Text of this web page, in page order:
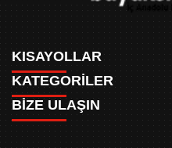
KISAYOLLAR
ANASAYFA
AKSU CANLI
MEYDAN CANLI
KATEGORİLER
WHATSAPP
SPOR
BİZE ULAŞIN
0346 221 00 60